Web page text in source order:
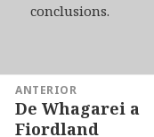
conclusions.
Navegació
d'entrades
ANTERIOR
Entrada
anterior:
De Whagarei a
Fiordland